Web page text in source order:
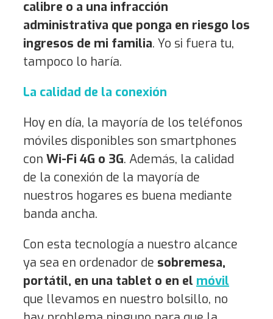
calibre o a una infracción
administrativa que ponga en riesgo los
ingresos de mi familia. Yo si fuera tu,
tampoco lo haría.
La calidad de la conexión
Hoy en día, la mayoría de los teléfonos
móviles disponibles son smartphones
con Wi-Fi 4G o 3G. Además, la calidad
de la conexión de la mayoría de
nuestros hogares es buena mediante
banda ancha.
Con esta tecnología a nuestro alcance
ya sea en ordenador de sobremesa,
portátil, en una tablet o en el móvil
que llevamos en nuestro bolsillo, no